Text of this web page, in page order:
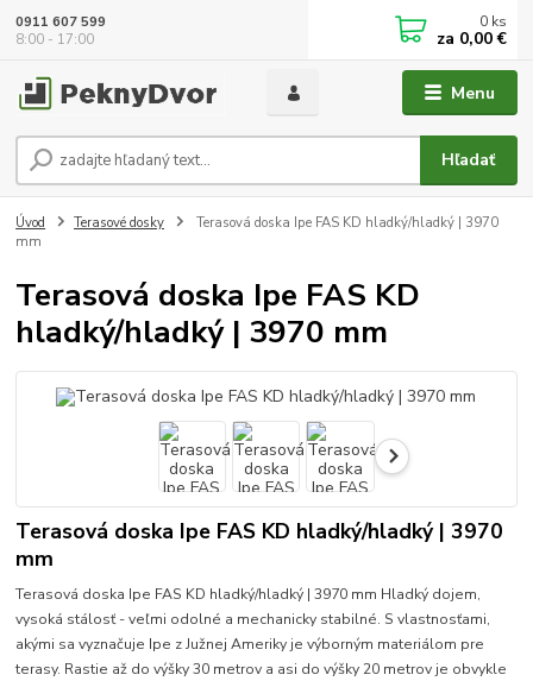
Menu
Hľadať
0911 607 599
8:00 - 17:00
0 ks
za 0,00 €
Úvod Terasové dosky
Terasová doska Ipe FAS KD hladký/hladký | 3970
mm
Terasová doska Ipe FAS KD
hladký/hladký | 3970 mm
Terasová doska Ipe FAS KD hladký/hladký | 3970
mm
Terasová doska Ipe FAS KD hladký/hladký | 3970 mm Hladký dojem,
vysoká stálosť - veľmi odolné a mechanicky stabilné. S vlastnosťami,
akými sa vyznačuje Ipe z Južnej Ameriky je výborným materiálom pre
terasy. Rastie až do výšky 30 metrov a asi do výšky 20 metrov je obvykle